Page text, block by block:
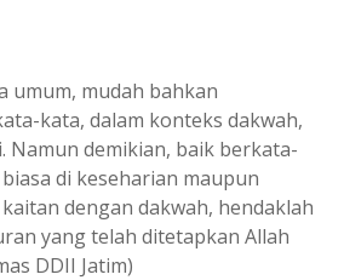
umum, mudah bahkan
kata, dalam konteks dakwah,
Namun demikian, baik berkata-
di keseharian maupun
dengan dakwah, hendaklah
yang telah ditetapkan Allah
DDII Jatim)